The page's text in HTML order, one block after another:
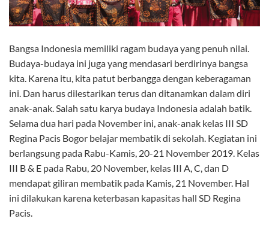
Bangsa Indonesia memiliki ragam budaya yang penuh nilai.
Budaya-budaya ini juga yang mendasari berdirinya bangsa
kita. Karena itu, kita patut berbangga dengan keberagaman
ini. Dan harus dilestarikan terus dan ditanamkan dalam diri
anak-anak. Salah satu karya budaya Indonesia adalah batik.
Selama dua hari pada November ini, anak-anak kelas III SD
Regina Pacis Bogor belajar membatik di sekolah. Kegiatan ini
berlangsung pada Rabu-Kamis, 20-21 November 2019. Kelas
III B & E pada Rabu, 20 November, kelas III A, C, dan D
mendapat giliran membatik pada Kamis, 21 November. Hal
ini dilakukan karena keterbasan kapasitas hall SD Regina
Pacis.